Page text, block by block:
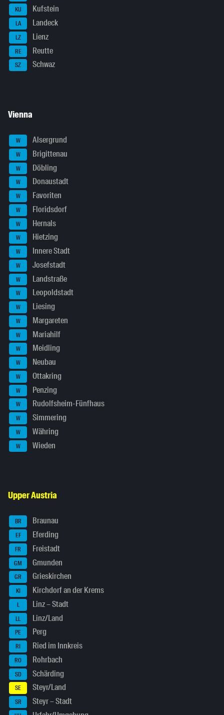
KU Kufstein
LA Landeck
LZ Lienz
RE Reutte
SZ Schwaz
Vienna
W Alsergrund
W Brigittenau
W Döbling
W Donaustadt
W Favoriten
W Floridsdorf
W Hernals
W Hietzing
W Innere Stadt
W Josefstadt
W Landstraße
W Leopoldstadt
W Liesing
W Margareten
W Mariahilf
W Meidling
W Neubau
W Ottakring
W Penzing
W Rudolfsheim-Fünfhaus
W Simmering
W Währing
W Wieden
Upper Austria
BR Braunau
EF Eferding
FR Freistadt
GM Gmunden
GR Grieskirchen
KI Kirchdorf an der Krems
L Linz – Stadt
LL Linz/Land
PE Perg
RI Ried im Innkreis
RO Rohrbach
SD Schärding
SE Steyr/Land
SR Steyr – Stadt